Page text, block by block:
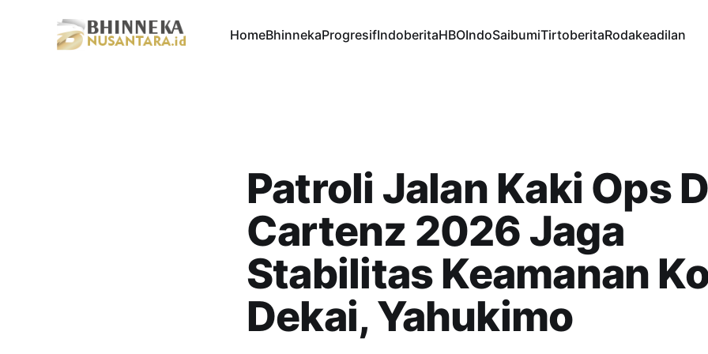
HomeBhinnekaProgresifIndoberitaHBOIndoSaibumiTirtoberitaRodakeadilan
Patroli Jalan Kaki Ops
Cartenz 2026 Jaga
Stabilitas Keamanan
Dekai, Yahukimo